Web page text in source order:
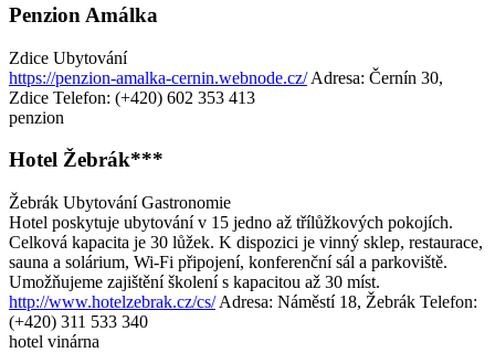
Penzion Amálka
Zdice Ubytování
https://penzion-amalka-cernin.webnode.cz/ Adresa: Černín 30,
Zdice Telefon: (+420) 602 353 413
penzion
Hotel Žebrák***
Žebrák Ubytování Gastronomie
Hotel poskytuje ubytování v 15 jedno až třílůžkových pokojích.
Celková kapacita je 30 lůžek. K dispozici je vinný sklep, restaurace,
sauna a solárium, Wi-Fi připojení, konferenční sál a parkoviště.
Umožňujeme zajištění školení s kapacitou až 30 míst.
http://www.hotelzebrak.cz/cs/ Adresa: Náměstí 18, Žebrák Telefon:
(+420) 311 533 340
hotel vinárna